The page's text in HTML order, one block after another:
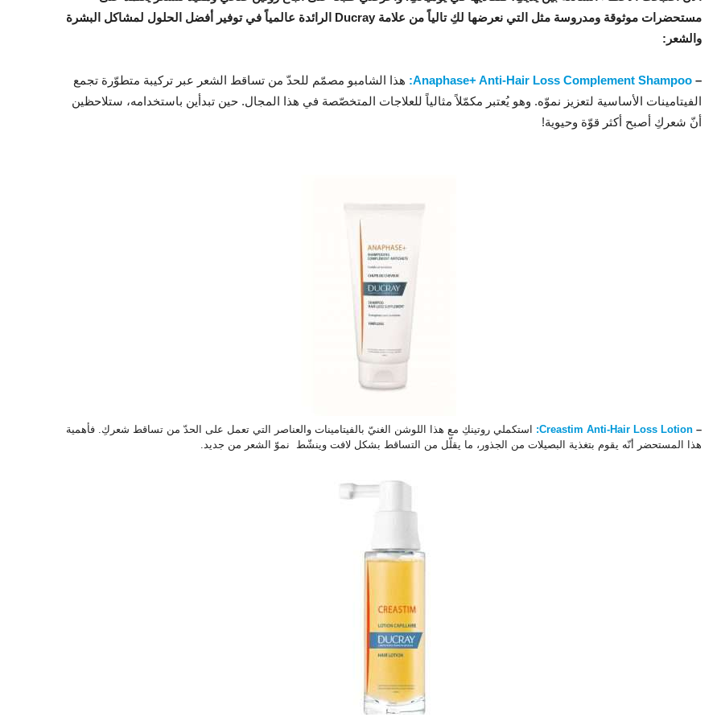
مستحضرات موثوقة ومدروسة مثل التي نعرضها لكِ تالياً من علامة Ducray الرائدة عالمياً في توفير أفضل الحلول لمشاكل البشرة
والشعر:
–
هذا الشامبو مصمّم للحدّ من تساقط الشعر عبر تركيبة متطوّرة تجمع
الفيتامينات الأساسية لتعزيز نموّه. وهو يُعتبر مكمّلاً مثالياً للعلاجات المتخصّصة في هذا المجال. حين تبدأين باستخدامه، ستلاحظين
أنّ شعركِ أصبح أكثر قوّة وحيوية!
–
استكملي روتينكِ مع هذا اللوشن الغنيّ بالفيتامينات والعناصر التي تعمل على الحدّ من تساقط شعركِ. فأهمية
هذا المستحضر أنّه يقوم بتغذية البصيلات من الجذور، ما يقلّل من التساقط بشكل لافت وينشّط نموّ الشعر من جديد.